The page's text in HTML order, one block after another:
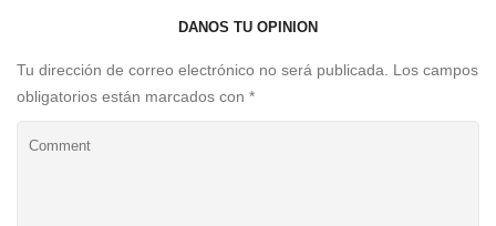
DANOS TU OPINIÓN
Tu dirección de correo electrónico no será publicada.
Los campos
obligatorios están marcados con *